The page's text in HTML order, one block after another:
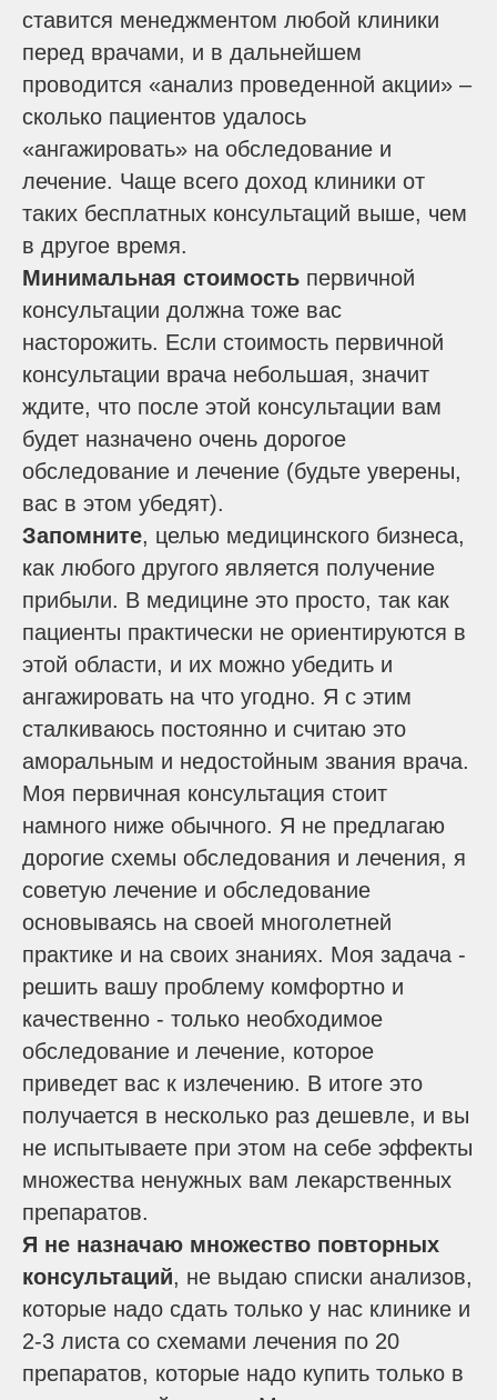
ставится менеджментом любой клиники
перед врачами, и в дальнейшем
проводится «анализ проведенной акции» –
сколько пациентов удалось
«ангажировать» на обследование и
лечение. Чаще всего доход клиники от
таких бесплатных консультаций выше, чем
в другое время.
Минимальная стоимость первичной
консультации должна тоже вас
насторожить. Если стоимость первичной
консультации врача небольшая, значит
ждите, что после этой консультации вам
будет назначено очень дорогое
обследование и лечение (будьте уверены,
вас в этом убедят).
Запомните, целью медицинского бизнеса,
как любого другого является получение
прибыли. В медицине это просто, так как
пациенты практически не ориентируются в
этой области, и их можно убедить и
ангажировать на что угодно. Я с этим
сталкиваюсь постоянно и считаю это
аморальным и недостойным звания врача.
Моя первичная консультация стоит
намного ниже обычного. Я не предлагаю
дорогие схемы обследования и лечения, я
советую лечение и обследование
основываясь на своей многолетней
практике и на своих знаниях. Моя задача -
решить вашу проблему комфортно и
качественно - только необходимое
обследование и лечение, которое
приведет вас к излечению. В итоге это
получается в несколько раз дешевле, и вы
не испытываете при этом на себе эффекты
множества ненужных вам лекарственных
препаратов.
Я не назначаю множество повторных
консультаций, не выдаю списки анализов,
которые надо сдать только у нас клинике и
2-3 листа со схемами лечения по 20
препаратов, которые надо купить только в